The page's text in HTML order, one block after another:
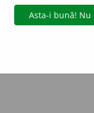
© 2004-2026
de pe acest site, inclusiv
scris, cu excepția